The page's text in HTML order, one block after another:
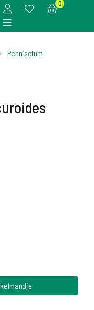
0
Pennisetum